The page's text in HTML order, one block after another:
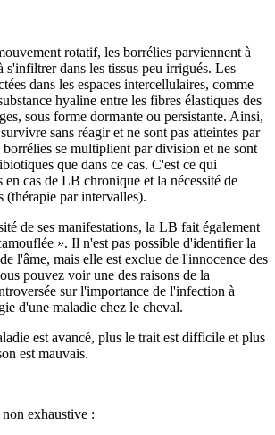
rotatif, les borrélies parviennent à
s'infiltrer dans les tissus peu irrigués. Les
dans les espaces intercellulaires, comme
hyaline entre les fibres élastiques des
sous forme dormante ou persistante. Ainsi,
sans réagir et ne sont pas atteintes par
se multiplient par division et ne sont
que dans ce cas. C'est ce qui
cas de LB chronique et la nécessité de
(thérapie par intervalles).
de ses manifestations, la LB fait également
». Il n'est pas possible d'identifier la
l'âme, mais elle est exclue de l'innocence des
pouvez voir une des raisons de la
sur l'importance de l'infection à
d'une maladie chez le cheval.
est avancé, plus le trait est difficile et plus
est mauvais.
exhaustive :